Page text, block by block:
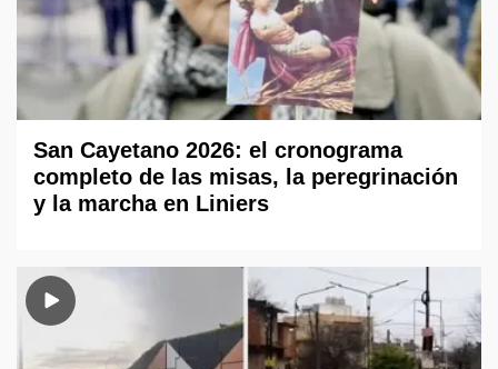
San Cayetano 2026: el cronograma
completo de las misas, la peregrinación
y la marcha en Liniers